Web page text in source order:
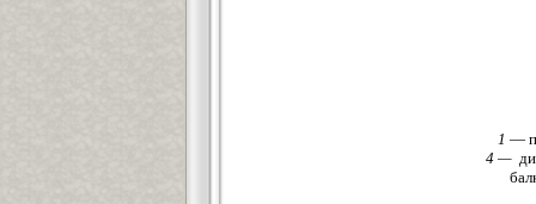
1 —
4 —